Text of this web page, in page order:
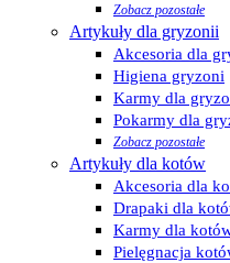
Zobacz pozostałe
Artykuły dla gryzonii
Akcesoria dla
Higiena gryzoni
Karmy dla
Pokarmy dla
Zobacz pozostałe
Artykuły dla kotów
Akcesoria dla
Drapaki dla
Karmy dla
Pielęgnacja